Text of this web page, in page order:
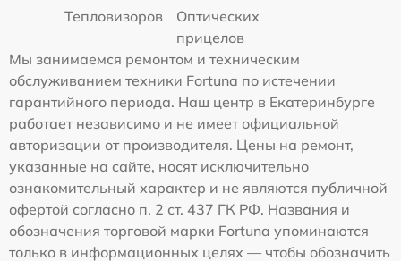
Тепловизоров
Оптических
прицелов
Мы занимаемся ремонтом и техническим
обслуживанием техники Fortuna по истечении
гарантийного периода. Наш центр в Екатеринбурге
работает независимо и не имеет официальной
авторизации от производителя. Цены на ремонт,
указанные на сайте, носят исключительно
ознакомительный характер и не являются публичной
офертой согласно п. 2 ст. 437 ГК РФ. Названия и
обозначения торговой марки Fortuna упоминаются
только в информационных целях — чтобы обозначить